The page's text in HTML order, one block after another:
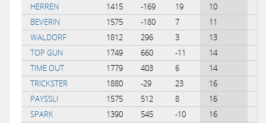
HERREN
1415 -169 19 10
BEVERIN
1575 -180 7 11
WALDORF
1812 296 3 13
TOP GUN
1749 660 -11 14
TIME OUT
1779 403 6 14
TRICKSTER
1880 -29 23 16
PAYSSLI
1575 512 8 16
SPARK
1390 545 -10 16